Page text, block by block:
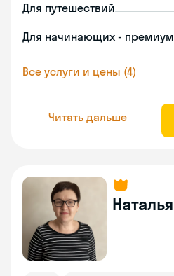
Для путешествий
Для начинающих - премиум
Все услуги и цены (4)
Читать дальше
Наталья